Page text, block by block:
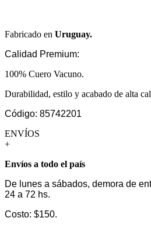
Fabricado en Uruguay.
Calidad Premium:
100% Cuero Vacuno.
Durabilidad, estilo y acabado de alta
Código: 85742201
ENVÍOS
+
Envíos a todo el país
De lunes a sábados, demora de
24 a 72 hs.
Costo: $150.